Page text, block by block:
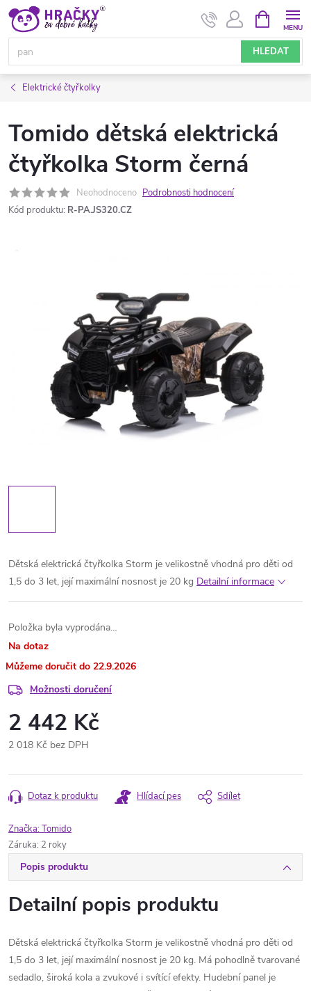
Přejít
obsah
HLEDAT
NÁKUPNÍ
KOŠÍK
Elektrické čtyřkolky
Tomido dětská elektrická
čtyřkolka Storm černá
Neohodnoceno Podrobnosti hodnocení
Kód produktu: R-PA.JS320.CZ
Dětská elektrická čtyřkolka Storm je velikostně vhodná pro děti od
1,5 do 3 let, její maximální nosnost je 20 kg Detailní informace
Položka byla vyprodána…
Na dotaz
22.9.2026
Možnosti doručení
2 442 Kč
2 018 Kč bez DPH
cena:
Dotaz k produktu Hlídací pes Sdílet
Značka:Tomido
Záruka: 2 roky
Popis produktu
Detailní popis produktu
Dětská elektrická čtyřkolka Storm je velikostně vhodná pro děti od
1,5 do 3 let, její maximální nosnost je 20 kg. Má pohodlně tvarované
sedadlo, široká kola a zvukové i svítící efekty. Hudební panel je